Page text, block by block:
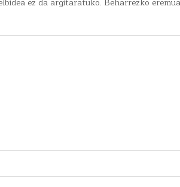
ez da argitaratuko. Beharrezko